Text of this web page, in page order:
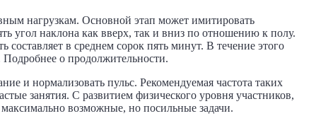
нагрузкам. Основной этап может имитировать
угол наклона как вверх, так и вниз по отношению к полу.
в среднем сорок пять минут. В течение этого
Подробнее о продолжительности.
и нормализовать пульс. Рекомендуемая частота таких
занятия. С развитием физического уровня участников,
возможные, но посильные задачи.